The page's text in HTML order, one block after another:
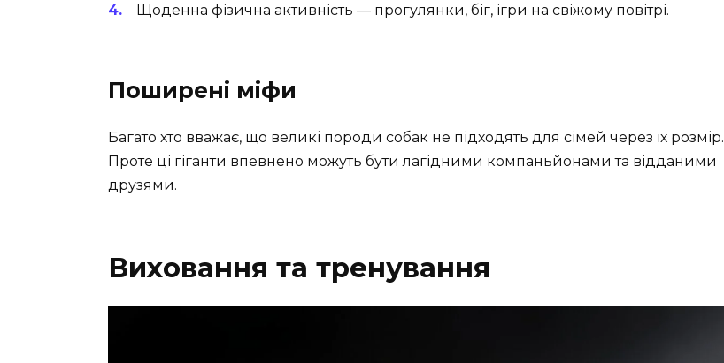
Щоденна фізична активність — прогулянки, біг, ігри на свіжому повітрі.
Поширені міфи
Багато хто вважає, що великі породи собак не підходять для сімей через їх розмір.
Проте ці гіганти впевнено можуть бути лагідними компаньйонами та відданими
друзями.
Виховання та тренування